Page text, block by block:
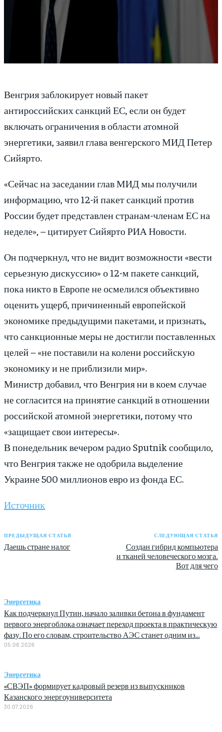
Венгрия заблокирует новый пакет
антироссийских санкций ЕС, если он будет
включать ограничения в области атомной
энергетики, заявил глава венгерского МИД Петер
Сийярто.
«Сейчас на заседании глав МИД мы получили
информацию, что 12-й пакет санкций против
России будет представлен странам-членам ЕС на
неделе», – цитирует Сийярто РИА Новости.
Он подчеркнул, что не видит возможности «вести
серьезную дискуссию» о 12-м пакете санкций,
пока никто в Европе не осмелился объективно
оценить ущерб, причиненный европейской
экономике предыдущими пакетами, и признать,
что санкционные меры не достигли поставленных
целей – «не поставили на колени российскую
экономику и не приблизили мир».
Министр добавил, что Венгрия ни в коем случае
не согласится на принятие санкций в отношении
российской атомной энергетики, потому что
«защищает свои интересы».
В понедельник вечером радио Sputnik сообщило,
что Венгрия также не одобрила выделение
Украине 500 миллионов евро из фонда ЕС.
Источник
ПРЕДЫДУЩАЯ СТАТЬЯ
Даешь стране налог
СЛЕДУЮЩАЯ СТАТЬЯ
Создан гибрид компьютера
и тканей человеческого мозга.
Вот для чего
Энергетика
Как подчеркнул Путин, начало заливки бетона в фундамент
первого энергоблока означает переход проекта в практическую
фазу. По его словам, строительство АЭС станет одним из...
05.08.2026
Энергетика
«СВЭП» формирует кадровый резерв из выпускников
Казанского энергоуниверситета
30.07.2026